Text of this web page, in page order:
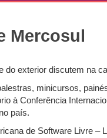
Mercosul
do exterior discutem na
minicursos,
à Conferência
país.
de Software Livre –